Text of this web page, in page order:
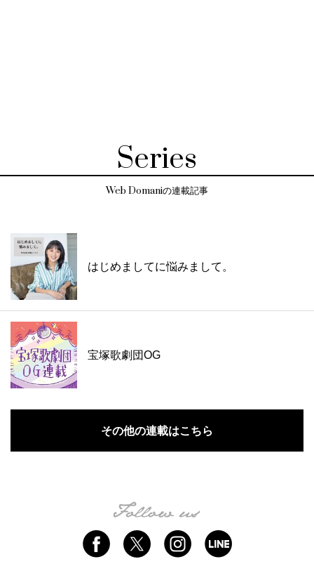
Series
Web Domaniの連載記事
はじめましてに悩みまして。
宝塚歌劇団OG
その他の連載はこちら